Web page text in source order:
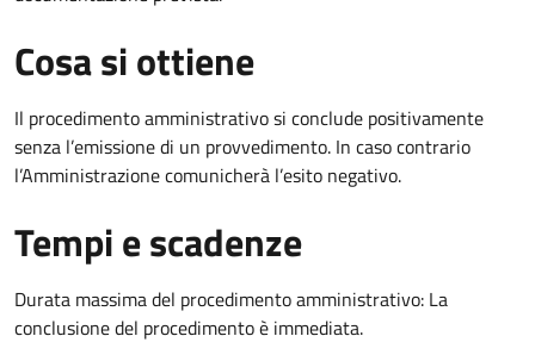
Cosa si ottiene
Il procedimento amministrativo si conclude positivamente
senza l’emissione di un provvedimento. In caso contrario
l’Amministrazione comunicherà l’esito negativo.
Tempi e scadenze
Durata massima del procedimento amministrativo: La
conclusione del procedimento è immediata.